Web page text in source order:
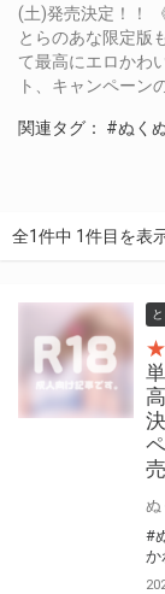
(土)発売決定！！
とらのあな限定版
て最高にエロかわ
ト、キャンペーン
関連タグ： #ぬく
全1件中 1件目を表
★
#
か